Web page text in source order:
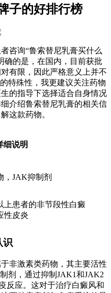
子的好排行榜
咨询“鲁索替尼乳膏买什么
确的是，在国内，目前获批
有限，因此严格意义上并不
特殊性，我更建议关注药物
的指导下选择适合自身情况
介绍鲁索替尼乳膏的相关信
这款药物。
细说明
，JAK抑制剂
上患者的非节段性白癜
性皮炎
识
非激素类药物，其主要活性
剂，通过抑制JAK1和JAK2
反应。这对于治疗白癜风和